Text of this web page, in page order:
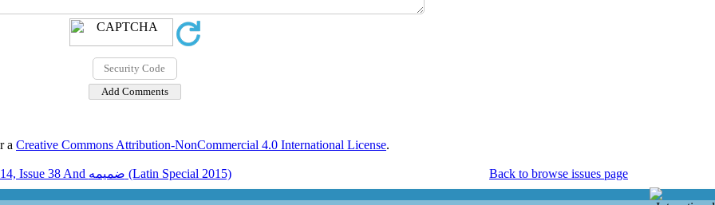
a Creative Commons Attribution-NonCommercial 4.0 International License.
Volume 14, Issue 38 And ضميمه (Latin Special 2015) Back to browse issues page